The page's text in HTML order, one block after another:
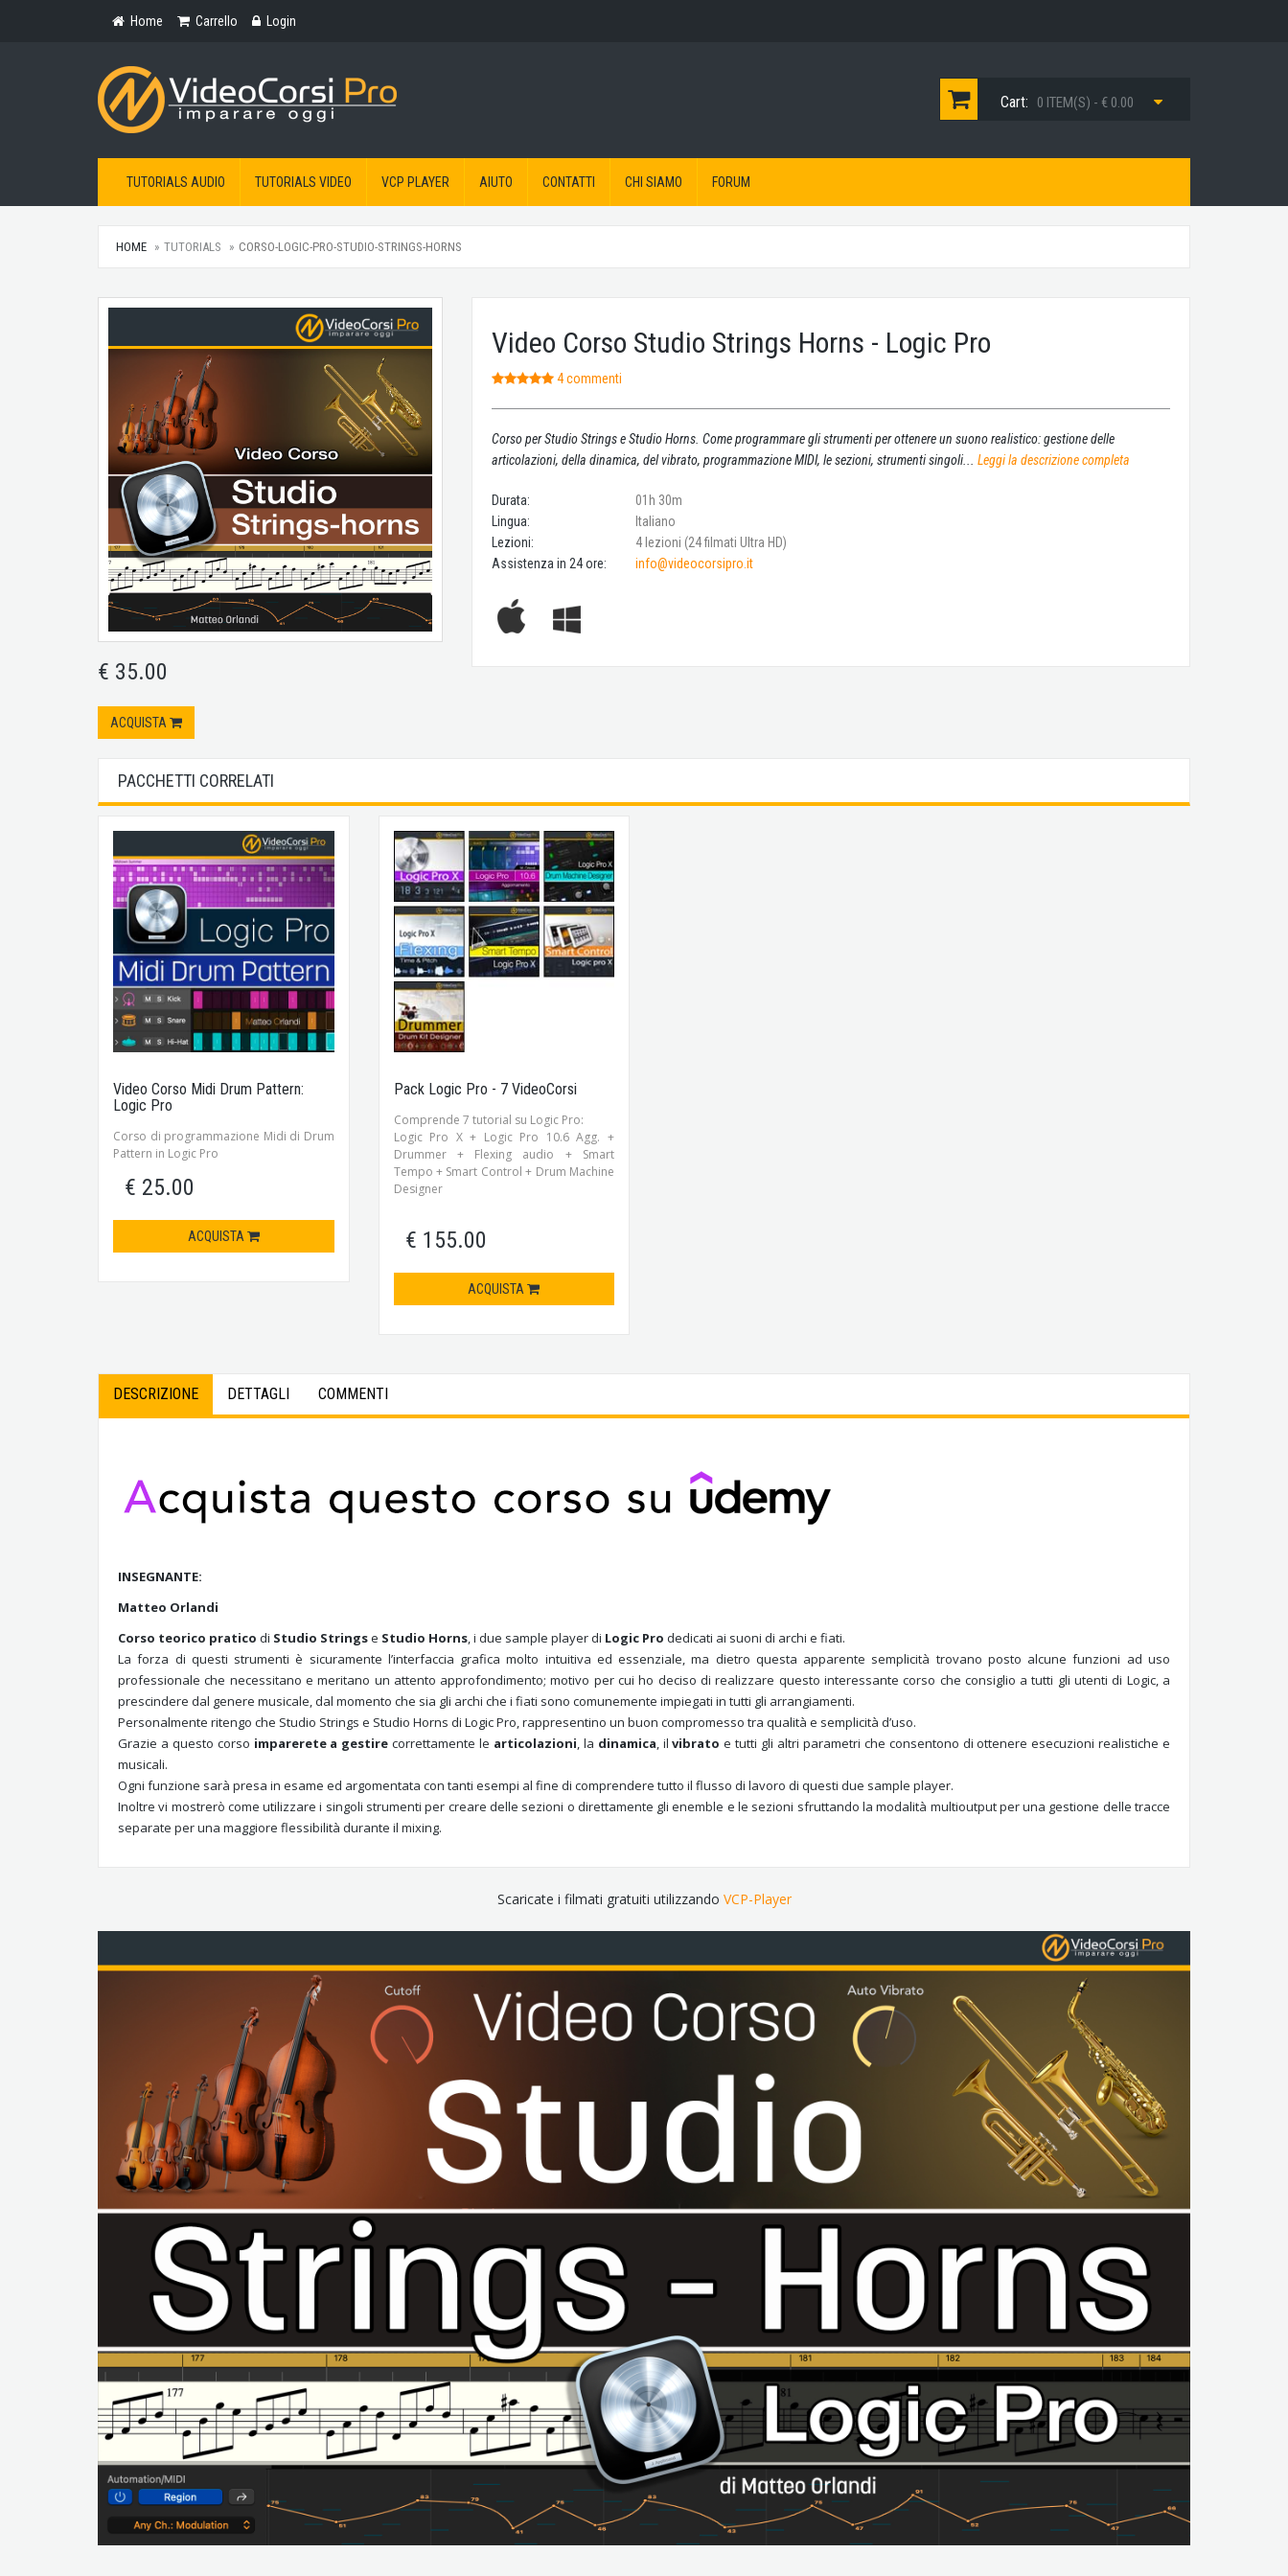
Home Carrello Login
Cart: 0 ITEM(S) - € 0.00
TUTORIALS AUDIO TUTORIALS VIDEO VCP PLAYER AIUTO CONTATTI CHI SIAMO FORUM
HOME TUTORIALS CORSO-LOGIC-PRO-STUDIO-STRINGS-HORNS
€ 35.00
ACQUISTA
Video Corso Studio Strings Horns - Logic Pro
4 commenti
Corso per Studio Strings e Studio Horns. Come programmare gli strumenti per ottenere un suono realistico: gestione delle
articolazioni, della dinamica, del vibrato, programmazione MIDI, le sezioni, strumenti singoli... Leggi la descrizione completa
Durata:
01h 30m
Lingua:
Italiano
Lezioni:
4 lezioni (24 filmati Ultra HD)
Assistenza in 24 ore:
info@videocorsipro.it
PACCHETTI CORRELATI
Video Corso Midi Drum Pattern:
Logic Pro
Corso di programmazione Midi di Drum
Pattern in Logic Pro
€ 25.00
ACQUISTA
Pack Logic Pro - 7 VideoCorsi
Comprende 7 tutorial su Logic Pro:
Logic Pro X + Logic Pro 10.6 Agg. +
Drummer + Flexing audio + Smart
Tempo + Smart Control + Drum Machine
Designer
€ 155.00
ACQUISTA
DESCRIZIONE DETTAGLI COMMENTI
INSEGNANTE:
Matteo Orlandi
Corso teorico pratico di Studio Stringse Studio Horns , i due sample player di Logic Pro dedicati ai suoni di archi e fiati.
La forza di questi strumenti è sicuramente l’interfaccia grafica molto intuitiva ed essenziale, ma dietro questa apparente semplicità trovano posto alcune funzioni ad uso
professionale che necessitano e meritano un attento approfondimento; motivo per cui ho deciso di realizzare questo interessante corso che consiglio a tutti gli utenti di Logic, a
prescindere dal genere musicale, dal momento che sia gli archi che i fiati sono comunemente impiegati in tutti gli arrangiamenti.
Personalmente ritengo che Studio Strings e Studio Horns di Logic Pro, rappresentino un buon compromesso tra qualità e semplicità d’uso.
Grazie a questo corso imparerete a gestire correttamente le articolazioni , la dinamica , ilvibrato e tutti gli altri parametri che consentono di ottenere esecuzioni realistiche e
musicali.
Ogni funzione sarà presa in esame ed argomentata con tanti esempi al fine di comprendere tutto il flusso di lavoro di questi due sample player.
Inoltre vi mostrerò come utilizzare i singoli strumenti per creare delle sezioni o direttamente gli enemble e le sezioni sfruttando la modalità multioutput per una gestione delle tracce
separate per una maggiore flessibilità durante il mixing.
Scaricate i filmati gratuiti utilizzando VCP-Player